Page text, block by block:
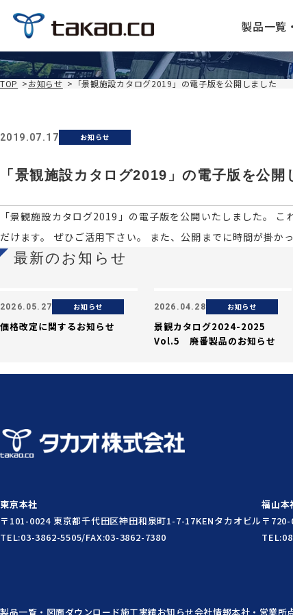
製品一覧
TOP >お知らせ > 「景観施設カタログ2019」の電子版を公開しました
2019.07.17 お知らせ
「景観施設カタログ2019」の電子版を公開
「景観施設カタログ2019」の電子版を公開いたしました。
だけます。 ぜひご活用下さい。 また、公開までに時間が掛か
最新のお知らせ
2026.05.27 お知らせ
価格改定に関するお知らせ
2026.04.28 お知らせ
景観カタログ2024-2025
Vol.5 廃番製品のお知らせ
東京本社
〒101-0024 東京都千代田区神田和泉町1-7-17KENタカオビル
TEL:03-3862-5505/FAX:03-3862-7380
福山本
〒
製品一覧・図面ダウンロード施工実績お知らせ会社情報本社・営業所